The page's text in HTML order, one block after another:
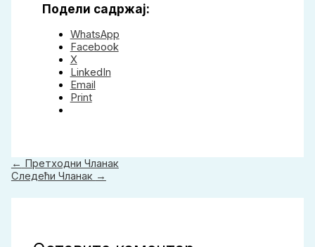
Подели садржај:
WhatsApp
Facebook
X
LinkedIn
Email
Print
← Претходни Чланак
Следећи Чланак →